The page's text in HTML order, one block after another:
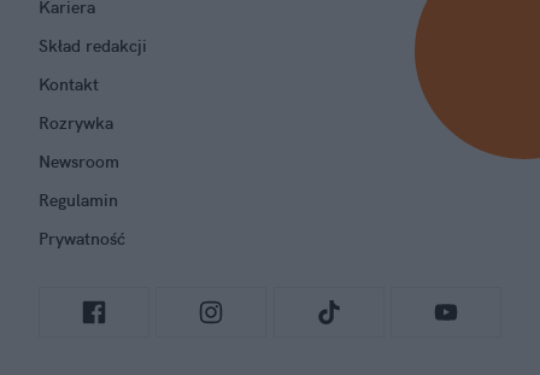
Kariera
Skład redakcji
Kontakt
Rozrywka
Newsroom
Regulamin
Prywatność